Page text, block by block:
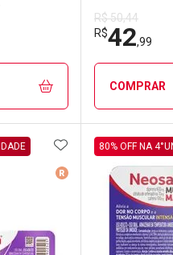
FECHAR
FECHAR
Revestidos
R$ 50,44
R$42,99
COMPRAR
Por
Medicamento De
ADICIONAR AOS
80% OFF NA